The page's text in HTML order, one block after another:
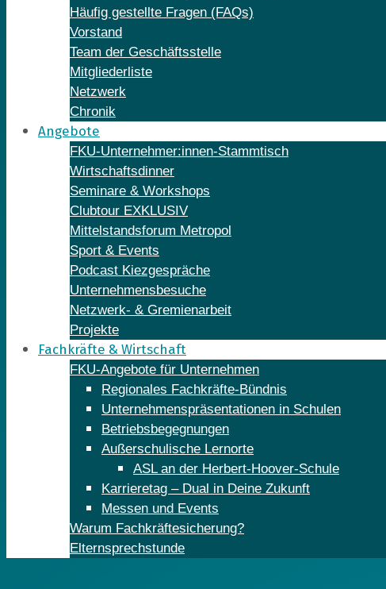
Häufig gestellte Fragen (FAQs)
Vorstand
Team der Geschäftsstelle
Mitgliederliste
Netzwerk
Chronik
Angebote
FKU-Unternehmer:innen-Stammtisch
Wirtschaftsdinner
Seminare & Workshops
Clubtour EXKLUSIV
Mittelstandsforum Metropol
Sport & Events
Podcast Kiezgespräche
Unternehmensbesuche
Netzwerk- & Gremienarbeit
Projekte
Fachkräfte & Wirtschaft
FKU-Angebote für Unternehmen
Regionales Fachkräfte-Bündnis
Unternehmenspräsentationen in Schulen
Betriebsbegegnungen
Außerschulische Lernorte
ASL an der Herbert-Hoover-Schule
Karrieretag – Dual in Deine Zukunft
Messen und Events
Warum Fachkräftesicherung?
Elternsprechstunde